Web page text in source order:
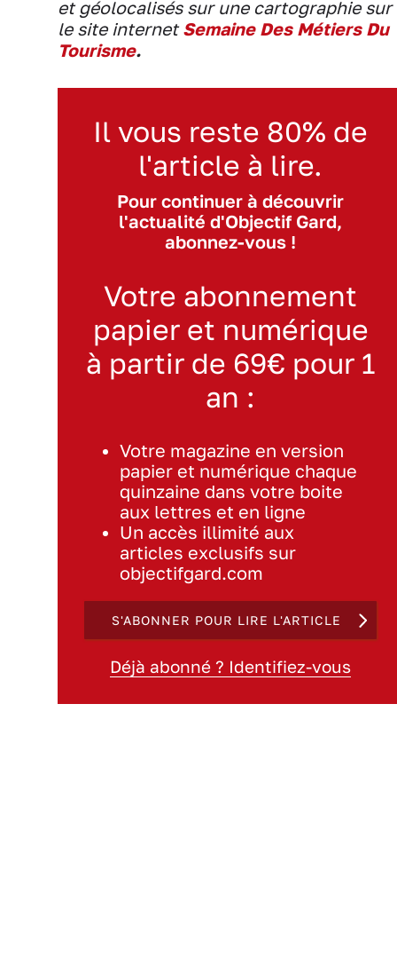
et géolocalisés sur une cartographie sur
le site internetSemaine Des Métiers Du
Tourisme.
Il vous reste 80% de
l'article à lire.
Pour continuer à découvrir
l'actualité d'Objectif Gard,
abonnez-vous !
Votre abonnement
papier et numérique
à partir de 69€ pour 1
an :
Votre magazine en version
papier et numérique chaque
quinzaine dans votre boite
aux lettres et en ligne
Un accès illimité aux
articles exclusifs sur
objectifgard.com
S'ABONNER POUR LIRE L'ARTICLE
Déjà abonné ? Identifiez-vous